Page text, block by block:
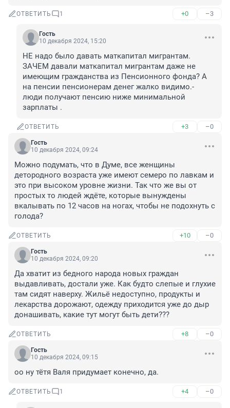
ОТВЕТИТЬ 1 +0 –3
Гость
10 декабря 2024, 15:20
НЕ надо было давать маткапитал мигрантам.
ЗАЧЕМ давали маткапитал мигрантам даже не
имеющим гражданства из Пенсионного фонда? А
на пенсии пенсионерам денег жалко видимо.-
люди получают пенсию ниже минимальной
зарплаты .
ОТВЕТИТЬ +3 –0
Гость
10 декабря 2024, 09:24
Можно подумать, что в Думе, все женщины
детородного возраста уже имеют семеро по лавкам и
это при высоком уровне жизни. Так что же вы от
простых то людей ждёте, которые вынуждены
вкалывать по 12 часов на ногах, чтобы не подохнуть с
голода?
ОТВЕТИТЬ +10 –0
Гость
10 декабря 2024, 09:20
Да хватит из бедного народа новых граждан
выдавливать, достали уже. Как будто слепые и глухие
там сидят наверху. Жильё недоступно, продукты и
лекарства дорожают, одежду приходится уже до дыр
донашивать, какие тут могут быть дети???
ОТВЕТИТЬ +8 –0
Гость
10 декабря 2024, 09:15
оо ну тётя Валя придумает конечно, да.
ОТВЕТИТЬ 1 +4 –0